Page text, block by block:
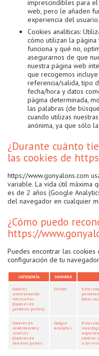
imprescindibles para
web, pero le añaden
experiencia del usuario.
Cookies analíticas:
cómo utilizan la
funciona y qué no,
asegurarnos de que
nuestra página web
que recogemos
referencia/salida, tipo
fecha/hora y datos
página determinada,
las palabras (de
cuando utilizas
anónima, ya que sólo
¿Durante cuánto
las cookies de
https://www.gonyalons.com
variable. La vida útil máxima
es de 2 años (Google
del navegador en cualquier
¿Cómo puedo
https://
Puedes encontrar las
configuración de tu
CATEGORÍA NOMBRE
Cookies
estrictamente
necesarias
(Cookies de
primeras partes)
Sesión
Estas
todas
Cookies de
rendimiento y
análisis
(Cookies de
terceras partes
Google
Analytics
Estas
cookies
a los